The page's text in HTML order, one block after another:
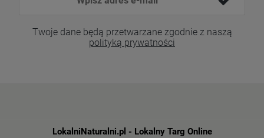
Twoje dane będą przetwarzane zgodnie z naszą
polityką prywatności
LokalniNaturalni.pl - Lokalny Targ Online